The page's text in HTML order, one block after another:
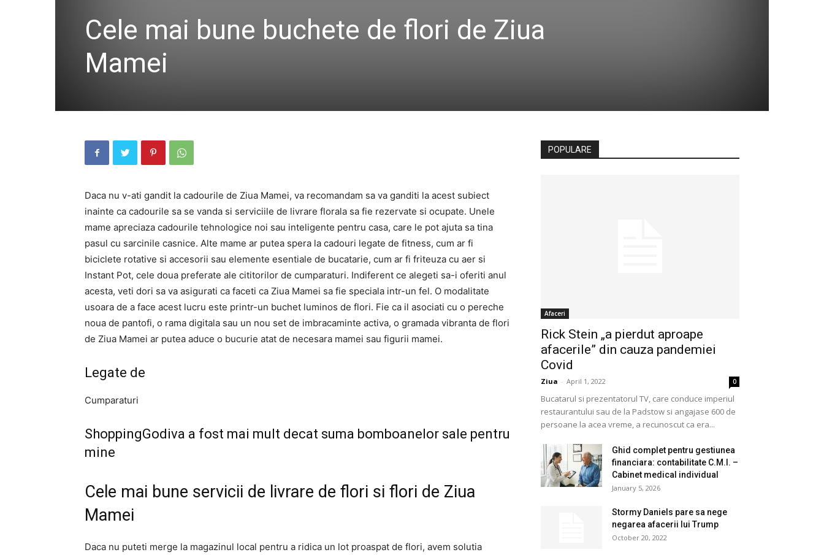
Cele mai bune buchete de flori de Ziua
Mamei
Daca nu v-ati gandit la cadourile de Ziua Mamei, va recomandam sa va ganditi la acest subiect
inainte ca cadourile sa se vanda si serviciile de livrare florala sa fie rezervate si ocupate. Unele
mame apreciaza cadourile tehnologice noi sau inteligente pentru casa, care le pot ajuta sa tina
pasul cu sarcinile casnice. Alte mame ar putea spera la cadouri legate de fitness, cum ar fi
biciclete rotative si accesorii sau elemente esentiale de bucatarie, cum ar fi friteuza cu aer si
Instant Pot, cele doua preferate ale cititorilor de cumparaturi. Indiferent ce alegeti sa-i oferiti anul
acesta, veti dori sa va asigurati ca faceti ca Ziua Mamei sa fie speciala intr-un fel. O modalitate
usoara de a face acest lucru este printr-un buchet luminos de flori. Fie ca il asociati cu o pereche
noua de pantofi, o rama digitala sau un nou set de imbracaminte activa, o gramada vibranta de flori
de Ziua Mamei ar putea aduce o bucurie atat de necesara mamei sau figurii mamei.
Legate de
Cumparaturi
ShoppingGodiva a fost mai mult decat suma bomboanelor sale pentru
mine
Cele mai bune servicii de livrare de flori si flori de Ziua
Mamei
Daca nu puteti merge la magazinul local pentru a ridica un lot proaspat de flori, avem solutia
POPULARE
Afaceri
Rick Stein „a pierdut aproape
afacerile” din cauza pandemiei
Covid
Ziua - April 1, 2022 0
Bucatarul si prezentatorul TV, care conduce imperiul
restaurantului sau de la Padstow si angajase 600 de
persoane la acea vreme, a recunoscut ca era...
Ghid complet pentru gestiunea
financiara: contabilitate C.M.I. –
Cabinet medical individual
January 5, 2026
Stormy Daniels pare sa nege
negarea afacerii lui Trump
October 20, 2022